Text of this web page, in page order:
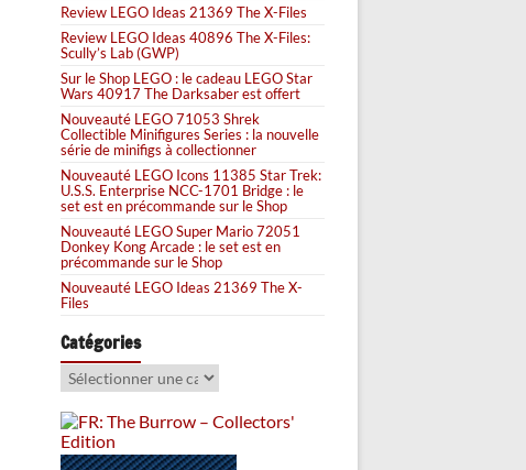
Review LEGO Ideas 21369 The X-Files
Review LEGO Ideas 40896 The X-Files:
Scully’s Lab (GWP)
Sur le Shop LEGO : le cadeau LEGO Star
Wars 40917 The Darksaber est offert
Nouveauté LEGO 71053 Shrek
Collectible Minifigures Series : la nouvelle
série de minifigs à collectionner
Nouveauté LEGO Icons 11385 Star Trek:
U.S.S. Enterprise NCC-1701 Bridge : le
set est en précommande sur le Shop
Nouveauté LEGO Super Mario 72051
Donkey Kong Arcade : le set est en
précommande sur le Shop
Nouveauté LEGO Ideas 21369 The X-
Files
Catégories
Catégories